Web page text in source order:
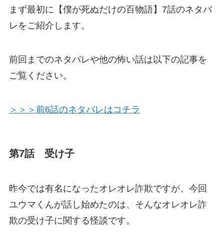
まず最初に【僕が死ぬだけの百物語】7話のネタバ
レをご紹介します。
前回までのネタバレや他の怖い話は以下の記事を
ご覧ください。
＞＞＞前6話のネタバレはコチラ
第7話 受け子
昨今では有名になったオレオレ詐欺ですが、今回
ユウマくんが話し始めたのは、そんなオレオレ詐
欺の受け子に関する怪談です。